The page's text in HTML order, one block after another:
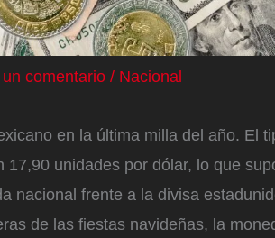
comentario / Nacional
en la última milla del año. El
unidades por dólar, lo que
nacional frente a la divisa
de las fiestas navideñas, la